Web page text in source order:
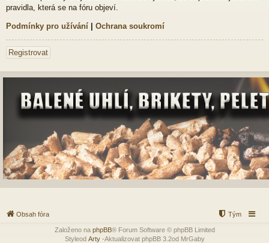
pravidla, která se na fóru objeví.
Podmínky pro užívání | Ochrana soukromí
Registrovat
Obsah fóra Tým
Založeno na phpBB® Forum Software © phpBB Limited
Styleod Arty-Aktualizovat phpBB 3.2od MrGaby